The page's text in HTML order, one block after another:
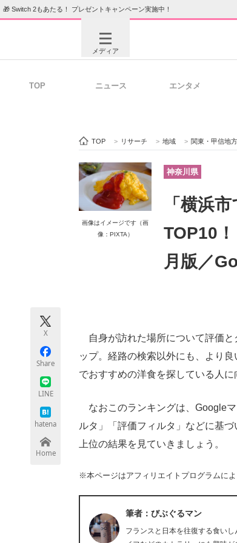
🎁 Switch 2もあたる！ プレゼントキャンペーン実施中！
メディア
ビジネスと働き方のヒント
ITエンジニア向け専門サイト
ちょっと気になるネットの話題
TOP ニュース エンタメ
TOP > リサーチ > 地域 > 関東・甲信地方
画像はイメージです（画
像：PIXTA）
神奈川県
「横浜
TOP10
月版／
X
Share
LINE
hatena
Home
自身が訪れた場所について評価と
ップ。経路の検索以外にも、より
でおすすめの洋食を探している人
なおこのランキングは、Google
ルタ」「評価フィルタ」などに基
上位の結果を見ていきましょう。
※本ページはアフィリエイトプログラムに
筆者：びぶぐるマン
フランスと日本を往復する食い